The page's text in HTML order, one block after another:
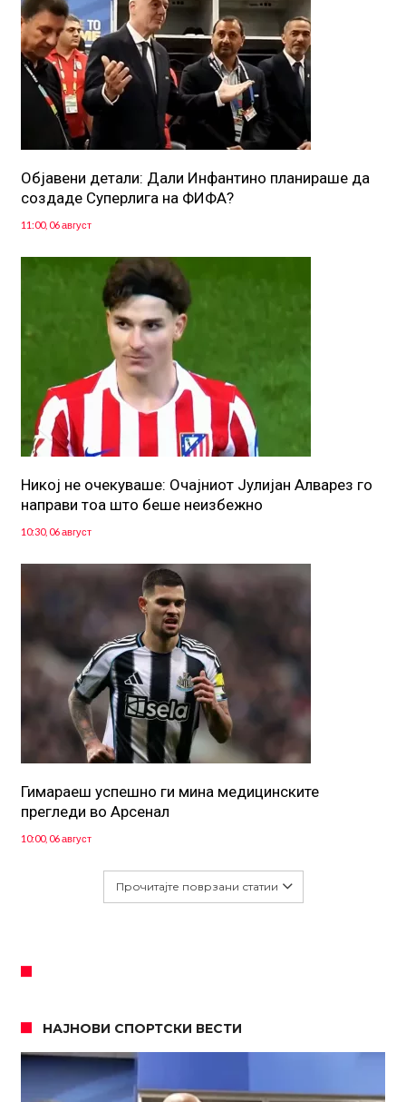
Објавени детали: Дали Инфантино планираше да
создаде Суперлига на ФИФА?
11:00, 06 август
Никој не очекуваше: Очајниот Јулијан Алварез го
направи тоа што беше неизбежно
10:30, 06 август
Гимараеш успешно ги мина медицинските
прегледи во Арсенал
10:00, 06 август
Прочитајте поврзани статии
НАЈНОВИ СПОРТСКИ ВЕСТИ